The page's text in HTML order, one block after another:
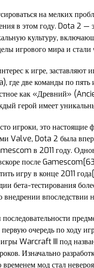
на мелких
в этом году. Dota 2 —
культуру,
игрового мира и стали
к игре, заставляют
две команды по пять
как «Древний»
герой имеет
игроки, это
Valve, Dota 2 была
в 2011 году.
после
игру в конце 2011
бета-тестирования
внедрении впоследствии
очередь по ходу
Warcraft III под
Изначально
мод стал